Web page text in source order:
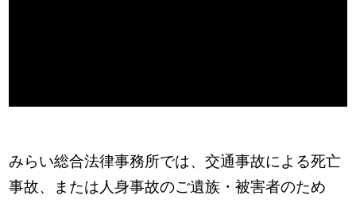
みらい総合法律事務所では、交通事故による死亡
事故、または人身事故のご遺族・被害者のため